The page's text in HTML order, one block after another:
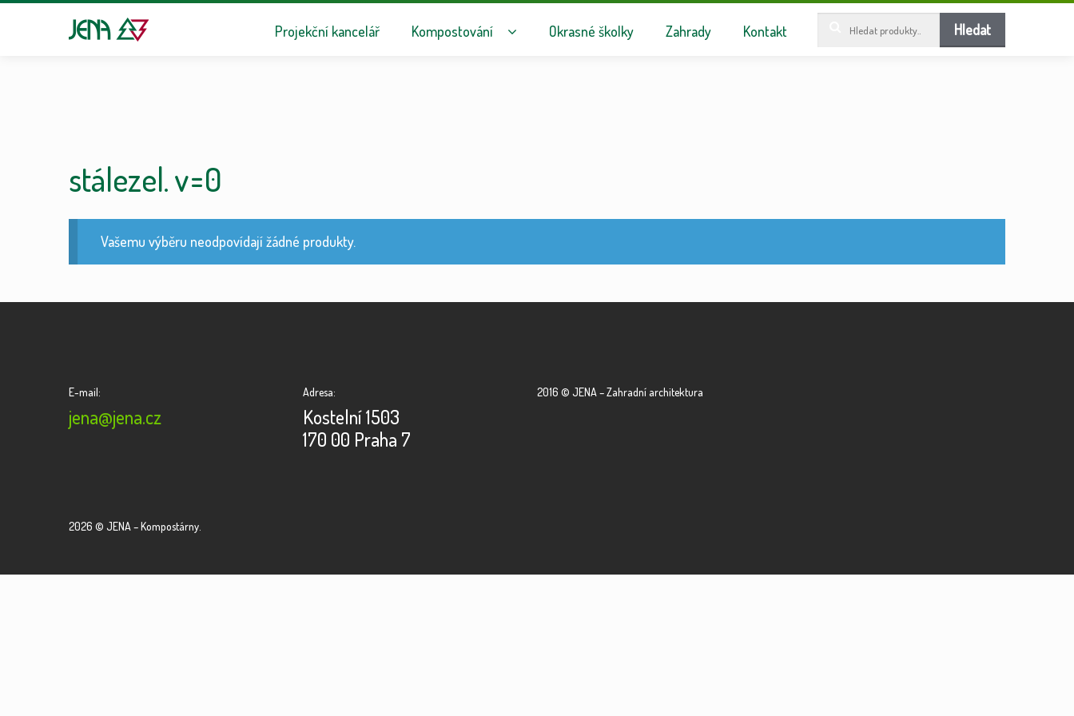
Přeskočit na navigaci
Přejít k obsahu webu
Hledat
Projekční kancelář Kompostování Okrasné školky Zahrady Kontakt
stálezel. v=0
Vašemu výběru neodpovídají žádné produkty.
E-mail:
jena@jena.cz
Adresa:
Kostelní 1503
170 00 Praha 7
2016 © JENA – Zahradní architektura
2026 © JENA – Kompostárny.